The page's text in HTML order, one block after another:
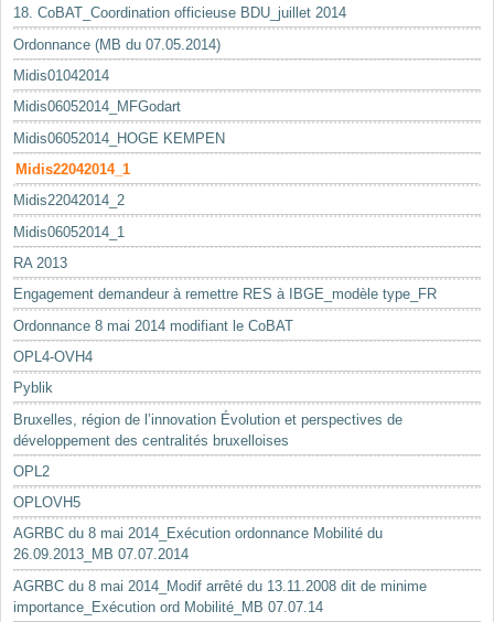
18. CoBAT_Coordination officieuse BDU_juillet 2014
Ordonnance (MB du 07.05.2014)
Midis01042014
Midis06052014_MFGodart
Midis06052014_HOGE KEMPEN
Midis22042014_1
Midis22042014_2
Midis06052014_1
RA 2013
Engagement demandeur à remettre RES à IBGE_modèle type_FR
Ordonnance 8 mai 2014 modifiant le CoBAT
OPL4-OVH4
Pyblik
Bruxelles, région de l’innovation Évolution et perspectives de
développement des centralités bruxelloises
OPL2
OPLOVH5
AGRBC du 8 mai 2014_Exécution ordonnance Mobilité du
26.09.2013_MB 07.07.2014
AGRBC du 8 mai 2014_Modif arrêté du 13.11.2008 dit de minime
importance_Exécution ord Mobilité_MB 07.07.14